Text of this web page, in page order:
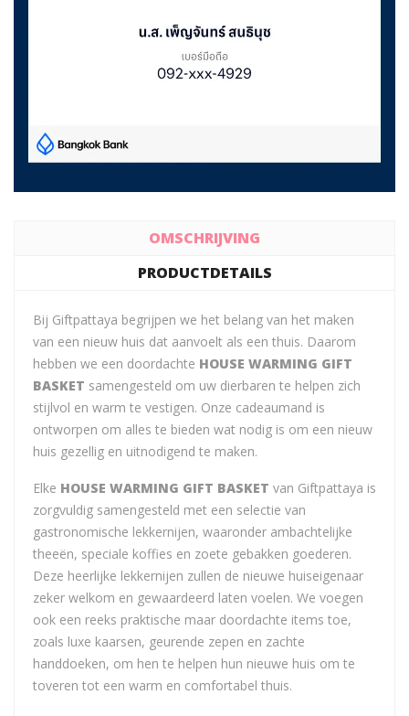
OMSCHRIJVING
PRODUCTDETAILS
Bij Giftpattaya begrijpen we het belang van het maken
van een nieuw huis dat aanvoelt als een thuis. Daarom
hebben we een doordachte HOUSE WARMING GIFT
BASKET samengesteld om uw dierbaren te helpen zich
stijlvol en warm te vestigen. Onze cadeaumand is
ontworpen om alles te bieden wat nodig is om een nieuw
huis gezellig en uitnodigend te maken.
Elke HOUSE WARMING GIFT BASKET van Giftpattaya is
zorgvuldig samengesteld met een selectie van
gastronomische lekkernijen, waaronder ambachtelijke
theeën, speciale koffies en zoete gebakken goederen.
Deze heerlijke lekkernijen zullen de nieuwe huiseigenaar
zeker welkom en gewaardeerd laten voelen. We voegen
ook een reeks praktische maar doordachte items toe,
zoals luxe kaarsen, geurende zepen en zachte
handdoeken, om hen te helpen hun nieuwe huis om te
toveren tot een warm en comfortabel thuis.